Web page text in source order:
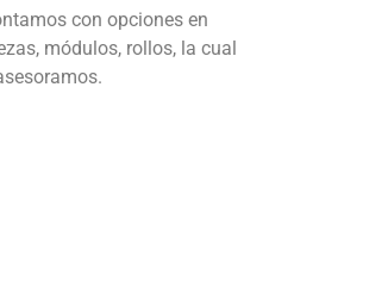
con opciones en
módulos, rollos, la cual